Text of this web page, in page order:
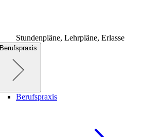
Stundenpläne, Lehrpläne, Erlasse
Berufspraxis
Berufspraxis